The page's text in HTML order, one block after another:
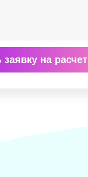
заявку на расчет